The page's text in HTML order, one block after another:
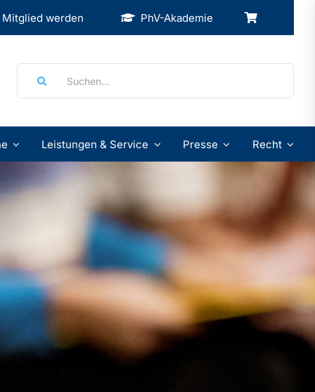
Mitglied werden PhV-Akademie
Leistungen & Service Presse Recht